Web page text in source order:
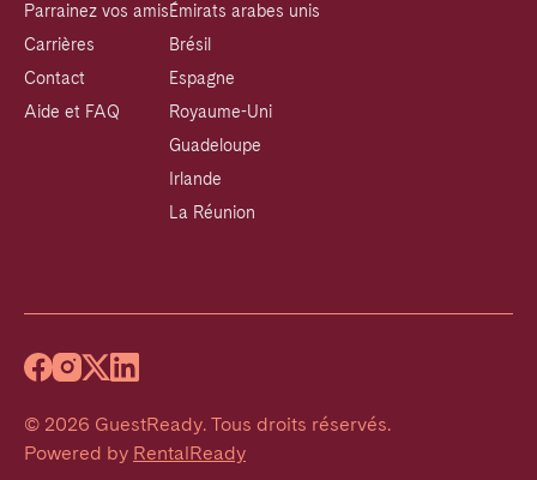
Parrainez vos amis
Carrières
Contact
Aide et FAQ
Émirats arabes unis
Brésil
Espagne
Royaume-Uni
Guadeloupe
Irlande
La Réunion
© 2026 GuestReady. Tous droits réservés.
Powered by RentalReady